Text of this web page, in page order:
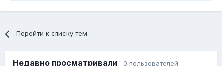
Перейти к списку тем
Недавно просматривали 0 пользователей